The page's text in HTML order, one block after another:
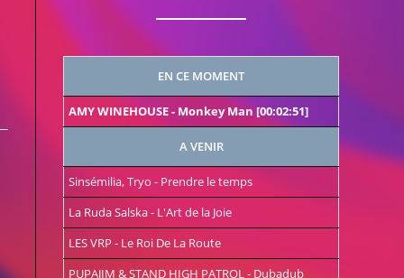
EN CE MOMENT
AMY WINEHOUSE- Monkey Man[00:02:51]
A VENIR
Sinsémilia, Tryo - Prendre le temps
La Ruda Salska- L'Art de la Joie
LES VRP - Le Roi De La Route
PUPAJIM & STAND HIGH PATROL- Dubadub